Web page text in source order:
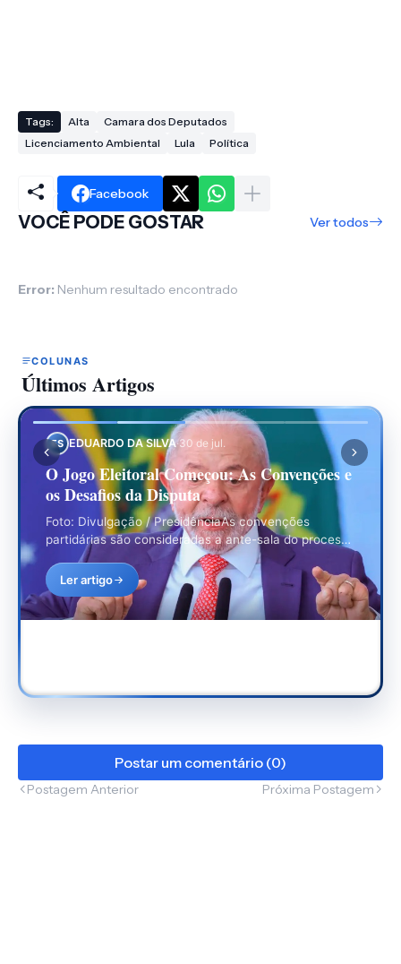
Tags: Alta
Camara dos Deputados
Licenciamento Ambiental
Lula Política
Facebook
VOCÊ PODE GOSTAR Ver todos
Error: Nenhum resultado encontrado
COLUNAS
Últimos Artigos
ES EDUARDO DA SILVA·30 de jul.
O Jogo Eleitoral Começou: As Convenções e
os Desafios da Disputa
Foto: Divulgação / PresidênciaAs convenções
partidárias são consideradas a ante-sala do processo
eleitoral, ou seja, a partir…
Ler artigo
Postar um comentário (0)
Postagem Anterior Próxima Postagem